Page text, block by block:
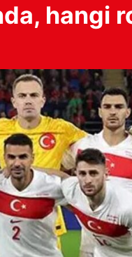
hangi